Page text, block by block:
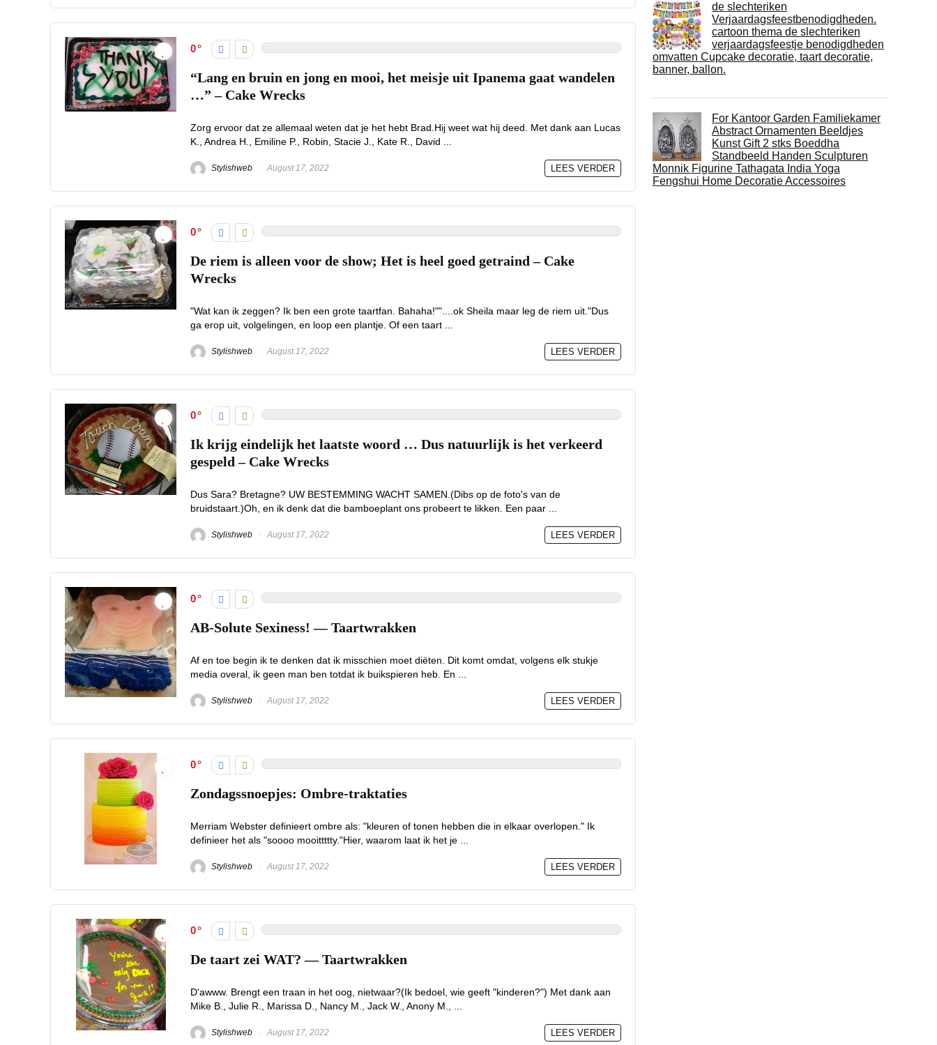
0
“Lang en bruin en jong en mooi, het meisje uit Ipanema gaat wandelen
…” – Cake Wrecks
Zorg ervoor dat ze allemaal weten dat je het hebt Brad.Hij weet wat hij deed. Met dank aan Lucas
K., Andrea H., Emiline P., Robin, Stacie J., Kate R., David ...
Stylishweb August 17, 2022 LEES VERDER
0
De riem is alleen voor de show; Het is heel goed getraind – Cake
Wrecks
"Wat kan ik zeggen? Ik ben een grote taartfan. Bahaha!""....ok Sheila maar leg de riem uit."Dus
ga erop uit, volgelingen, en loop een plantje. Of een taart ...
Stylishweb August 17, 2022 LEES VERDER
0
Ik krijg eindelijk het laatste woord … Dus natuurlijk is het verkeerd
gespeld – Cake Wrecks
Dus Sara? Bretagne? UW BESTEMMING WACHT SAMEN.(Dibs op de foto's van de
bruidstaart.)Oh, en ik denk dat die bamboeplant ons probeert te likken. Een paar ...
Stylishweb August 17, 2022 LEES VERDER
0
AB-Solute Sexiness! — Taartwrakken
Af en toe begin ik te denken dat ik misschien moet diëten. Dit komt omdat, volgens elk stukje
media overal, ik geen man ben totdat ik buikspieren heb. En ...
Stylishweb August 17, 2022 LEES VERDER
0
Zondagssnoepjes: Ombre-traktaties
Merriam Webster definieert ombre als: "kleuren of tonen hebben die in elkaar overlopen." Ik
definieer het als "soooo mooittttty."Hier, waarom laat ik het je ...
Stylishweb August 17, 2022 LEES VERDER
0
De taart zei WAT? — Taartwrakken
D'awww. Brengt een traan in het oog, nietwaar?(Ik bedoel, wie geeft "kinderen?") Met dank aan
Mike B., Julie R., Marissa D., Nancy M., Jack W., Anony M., ...
Stylishweb August 17, 2022 LEES VERDER
de slechteriken
Verjaardagsfeestbenodigdheden.
cartoon thema de slechteriken
verjaardagsfeestje benodigdheden
omvatten Cupcake decoratie, taart decoratie,
banner, ballon.
For Kantoor Garden Familiekamer
Abstract Ornamenten Beeldjes
Kunst Gift 2 stks Boeddha
Standbeeld Handen Sculpturen
Monnik Figurine Tathagata India Yoga
Fengshui Home Decoratie Accessoires